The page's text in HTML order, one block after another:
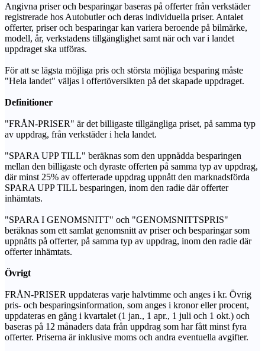
Angivna priser och besparingar baseras på offerter från verkstäder
registrerade hos Autobutler och deras individuella priser. Antalet
offerter, priser och besparingar kan variera beroende på bilmärke,
modell, år, verkstadens tillgänglighet samt när och var i landet
uppdraget ska utföras.
För att se lägsta möjliga pris och största möjliga besparing måste
"Hela landet" väljas i offertöversikten på det skapade uppdraget.
Definitioner
"FRÅN-PRISER" är det billigaste tillgängliga priset, på samma typ
av uppdrag, från verkstäder i hela landet.
"SPARA UPP TILL" beräknas som den uppnådda besparingen
mellan den billigaste och dyraste offerten på samma typ av uppdrag,
där minst 25% av offerterade uppdrag uppnått den marknadsförda
SPARA UPP TILL besparingen, inom den radie där offerter
inhämtats.
"SPARA I GENOMSNITT" och "GENOMSNITTSPRIS"
beräknas som ett samlat genomsnitt av priser och besparingar som
uppnåtts på offerter, på samma typ av uppdrag, inom den radie där
offerter inhämtats.
Övrigt
FRÅN-PRISER uppdateras varje halvtimme och anges i kr. Övrig
pris- och besparingsinformation, som anges i kronor eller procent,
uppdateras en gång i kvartalet (1 jan., 1 apr., 1 juli och 1 okt.) och
baseras på 12 månaders data från uppdrag som har fått minst fyra
offerter. Priserna är inklusive moms och andra eventuella avgifter.